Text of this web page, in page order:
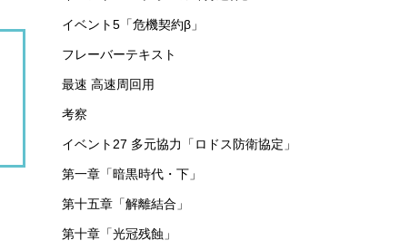
イベント5「危機契約β」
フレーバーテキスト
最速 高速周回用
考察
イベント27 多元協力「ロドス防衛協定」
第一章「暗黒時代・下」
第十五章「解離結合」
第十章「光冠残蝕」